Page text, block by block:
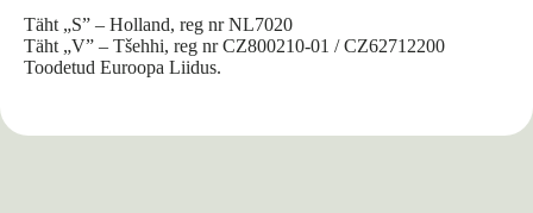
Täht „S” – Holland, reg nr NL7020
Täht „V” – Tšehhi, reg nr CZ800210-01 / CZ62712200
Toodetud Euroopa Liidus.